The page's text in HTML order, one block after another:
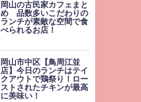
岡山の古民家カフェまと
め 品数多いこだわりの
ランチが素敵な空間で食
べられるお店！
岡山市中区【鳥周江並
店】今日のランチはテイ
クアウトで鶏祭り！ロー
ストされたチキンが最高
に美味い！